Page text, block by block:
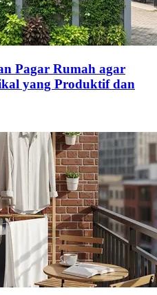
Pagar Rumah agar
yang Produktif dan